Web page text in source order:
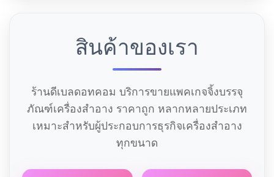
สินค้าของเรา
ร้านดีเบลดอทคอม บริการขายแพคเกจจิ้งบรรจุ
ภัณฑ์เครื่องสำอาง ราคาถูก หลากหลายประเภท
เหมาะสำหรับผู้ประกอบการธุรกิจเครื่องสำอาง
ทุกขนาด